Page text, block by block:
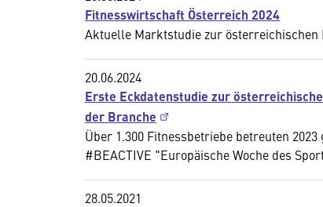
Fitnesswirtschaft Österreich 2024
Aktuelle Marktstudie zur
20.06.2024
Erste Eckdatenstudie zur
der Branche
Über 1.300 Fitnessbetriebe betreuten
#BEACTIVE "Europäische Woche des
28.05.2021